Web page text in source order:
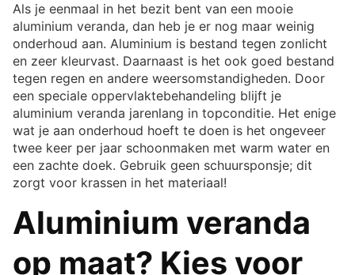
Als je eenmaal in het bezit bent van een mooie
aluminium veranda, dan heb je er nog maar weinig
onderhoud aan. Aluminium is bestand tegen zonlicht
en zeer kleurvast. Daarnaast is het ook goed bestand
tegen regen en andere weersomstandigheden. Door
een speciale oppervlaktebehandeling blijft je
aluminium veranda jarenlang in topconditie. Het enige
wat je aan onderhoud hoeft te doen is het ongeveer
twee keer per jaar schoonmaken met warm water en
een zachte doek. Gebruik geen schuursponsje; dit
zorgt voor krassen in het materiaal!
Aluminium veranda
op maat? Kies voor